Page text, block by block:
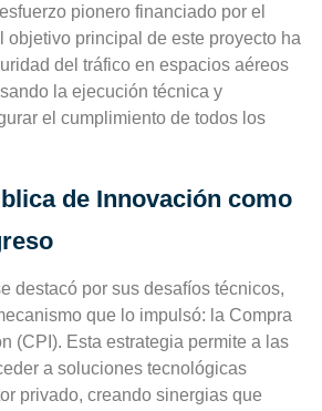
pionero financiado por el
objetivo principal de este proyecto ha
del tráfico en espacios aéreos
la ejecución técnica y
el cumplimiento de todos los
de Innovación como
destacó por sus desafíos técnicos,
que lo impulsó: la Compra
(CPI). Esta estrategia permite a las
a soluciones tecnológicas
privado, creando sinergias que